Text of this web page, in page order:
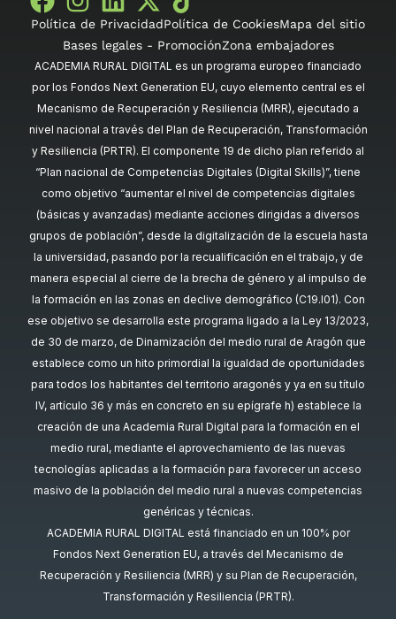
Política de PrivacidadPolítica de CookiesMapa del sitio
Bases legales - PromociónZona embajadores
ACADEMIA RURAL DIGITAL es un programa europeo financiado
por los Fondos Next Generation EU, cuyo elemento central es el
Mecanismo de Recuperación y Resiliencia (MRR), ejecutado a
nivel nacional a través del Plan de Recuperación, Transformación
y Resiliencia (PRTR). El componente 19 de dicho plan referido al
“Plan nacional de Competencias Digitales (Digital Skills)”, tiene
como objetivo “aumentar el nivel de competencias digitales
(básicas y avanzadas) mediante acciones dirigidas a diversos
grupos de población”, desde la digitalización de la escuela hasta
la universidad, pasando por la recualificación en el trabajo, y de
manera especial al cierre de la brecha de género y al impulso de
la formación en las zonas en declive demográfico (C19.I01). Con
ese objetivo se desarrolla este programa ligado a la Ley 13/2023,
de 30 de marzo, de Dinamización del medio rural de Aragón que
establece como un hito primordial la igualdad de oportunidades
para todos los habitantes del territorio aragonés y ya en su título
IV, artículo 36 y más en concreto en su epígrafe h) establece la
creación de una Academia Rural Digital para la formación en el
medio rural, mediante el aprovechamiento de las nuevas
tecnologías aplicadas a la formación para favorecer un acceso
masivo de la población del medio rural a nuevas competencias
genéricas y técnicas.
ACADEMIA RURAL DIGITAL está financiado en un 100% por
Fondos Next Generation EU, a través del Mecanismo de
Recuperación y Resiliencia (MRR) y su Plan de Recuperación,
Transformación y Resiliencia (PRTR).